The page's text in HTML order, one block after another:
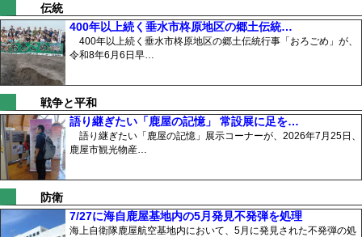
伝統
400年以上続く垂水市柊原地区の郷土伝統…
400年以上続く垂水市柊原地区の郷土伝統行事「おろごめ」が、
令和8年6月6日早…
戦争と平和
語り継ぎたい「鹿屋の記憶」 常設展に足を…
語り継ぎたい「鹿屋の記憶」展示コーナーが、2026年7月25日、
鹿屋市観光物産…
防衛
7/27に海自鹿屋基地内の5月発見不発弾を処理
海上自衛隊鹿屋航空基地内において、5月に発見された不発弾の処